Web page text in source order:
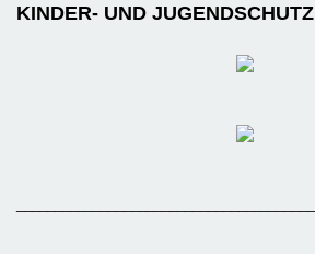
KINDER- UND JUGENDSCHUTZ